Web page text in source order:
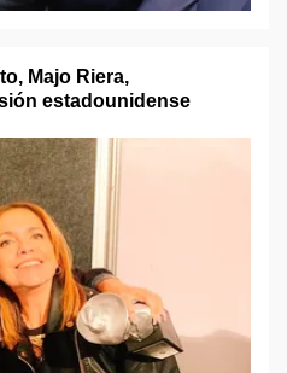
Majo Riera,
estadounidense